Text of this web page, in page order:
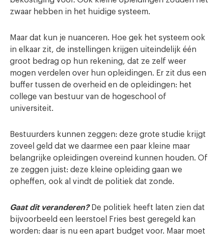
zwaar hebben in het huidige systeem.
Maar dat kun je nuanceren. Hoe gek het systeem ook
in elkaar zit, de instellingen krijgen uiteindelijk één
groot bedrag op hun rekening, dat ze zelf weer
mogen verdelen over hun opleidingen. Er zit dus een
buffer tussen de overheid en de opleidingen: het
college van bestuur van de hogeschool of
universiteit.
Bestuurders kunnen zeggen: deze grote studie krijgt
zoveel geld dat we daarmee een paar kleine maar
belangrijke opleidingen overeind kunnen houden. Of
ze zeggen juist: deze kleine opleiding gaan we
opheffen, ook al vindt de politiek dat zonde.
Gaat dit veranderen? De politiek heeft laten zien dat
bijvoorbeeld een leerstoel Fries best geregeld kan
worden: daar is nu een apart budget voor. Maar moet